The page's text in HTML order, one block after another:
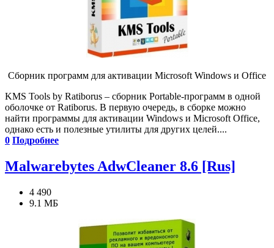
Сборник программ для активации Microsoft Windows и Office
KMS Tools by Ratiborus – сборник Portable-программ в одной
оболочке от Ratiborus. В первую очередь, в сборке можно
найти программы для активации Windows и Microsoft Office,
однако есть и полезные утилиты для других целей....
0 Подробнее
Malwarebytes AdwCleaner 8.6 [Rus]
4 490
9.1 МБ